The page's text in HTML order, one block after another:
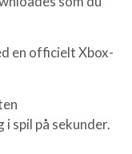
en officielt Xbox-
spil på sekunder.